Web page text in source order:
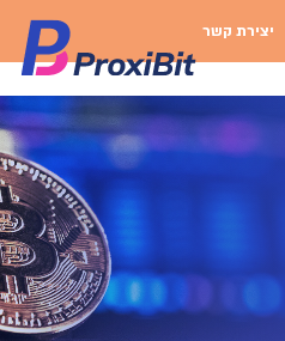
יצירת קשר